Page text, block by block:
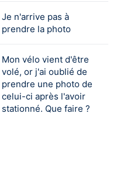
Je n'arrive pas à
prendre la photo
Mon vélo vient d'être
volé, or j'ai oublié de
prendre une photo de
celui-ci après l'avoir
stationné. Que faire ?